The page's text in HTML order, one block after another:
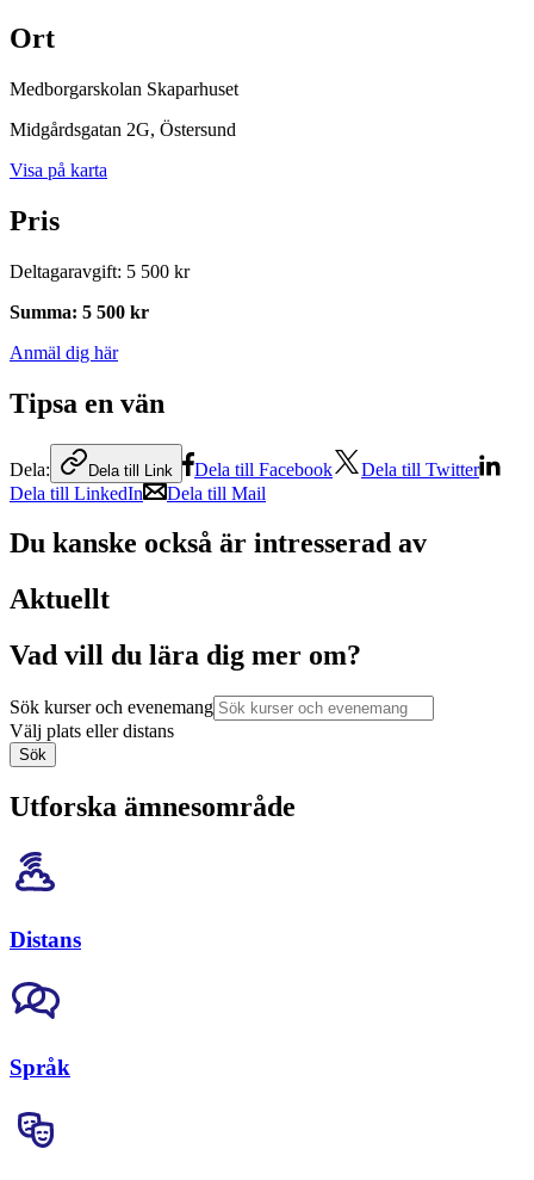
Ort
Medborgarskolan Skaparhuset
Midgårdsgatan 2G, Östersund
Visa på karta
Pris
Deltagaravgift: 5 500 kr
Summa: 5 500 kr
Anmäl dig här
Tipsa en vän
Dela: Dela till Link Dela till Facebook
Dela till Twitter
Dela till LinkedIn
Dela till Mail
Du kanske också är intresserad av
Aktuellt
Vad vill du lära dig mer om?
Sök kurser och evenemang
Välj plats eller distans
Sök
Utforska ämnesområde
Distans
Språk